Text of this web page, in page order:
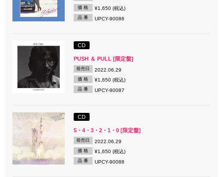
価 格 ¥1,650 (税込)
品 番 UPCY-90086
CD
PUSH ＆ PULL [限定盤]
発売日 2022.06.29
価 格 ¥1,650 (税込)
品 番 UPCY-90087
CD
5・4・3・2・1・0 [限定盤]
発売日 2022.06.29
価 格 ¥1,650 (税込)
品 番 UPCY-90088